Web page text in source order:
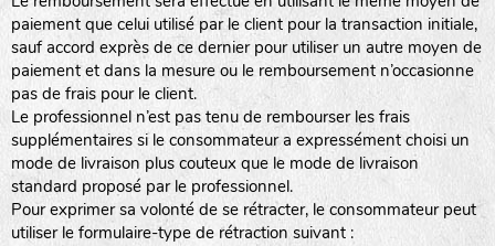
paiement que celui utilisé par le client pour la transaction initiale,
sauf accord exprès de ce dernier pour utiliser un autre moyen de
paiement et dans la mesure ou le remboursement n’occasionne
pas de frais pour le client.
Le professionnel n’est pas tenu de rembourser les frais
supplémentaires si le consommateur a expressément choisi un
mode de livraison plus couteux que le mode de livraison
standard proposé par le professionnel.
Pour exprimer sa volonté de se rétracter, le consommateur peut
utiliser le formulaire-type de rétraction suivant :